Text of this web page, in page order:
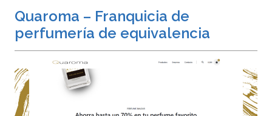
Quaroma – Franquicia de
perfumería de equivalencia